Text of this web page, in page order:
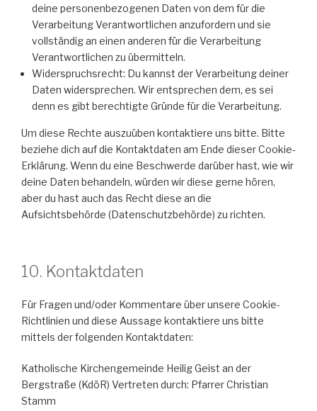
deine personenbezogenen Daten von dem für die
Verarbeitung Verantwortlichen anzufordern und sie
vollständig an einen anderen für die Verarbeitung
Verantwortlichen zu übermitteln.
Widerspruchsrecht: Du kannst der Verarbeitung deiner
Daten widersprechen. Wir entsprechen dem, es sei
denn es gibt berechtigte Gründe für die Verarbeitung.
Um diese Rechte auszuüben kontaktiere uns bitte. Bitte
beziehe dich auf die Kontaktdaten am Ende dieser Cookie-
Erklärung. Wenn du eine Beschwerde darüber hast, wie wir
deine Daten behandeln, würden wir diese gerne hören,
aber du hast auch das Recht diese an die
Aufsichtsbehörde (Datenschutzbehörde) zu richten.
10. Kontaktdaten
Für Fragen und/oder Kommentare über unsere Cookie-
Richtlinien und diese Aussage kontaktiere uns bitte
mittels der folgenden Kontaktdaten:
Katholische Kirchengemeinde Heilig Geist an der
Bergstraße (KdöR) Vertreten durch: Pfarrer Christian
Stamm